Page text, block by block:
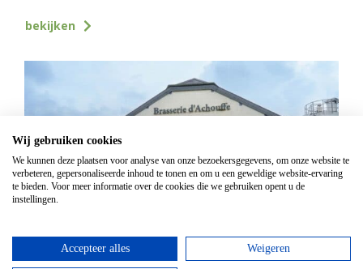
bekijken
Mountainbike Chouffe route 18 km
Wij gebruiken cookies
We kunnen deze plaatsen voor analyse van onze bezoekersgegevens, om onze website te
verbeteren, gepersonaliseerde inhoud te tonen en om u een geweldige website-ervaring
te bieden. Voor meer informatie over de cookies die we gebruiken opent u de
instellingen.
Accepteer alles Weigeren